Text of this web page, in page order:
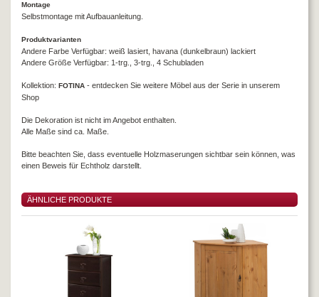
Montage
Selbstmontage mit Aufbauanleitung.
Produktvarianten
Andere Farbe Verfügbar: weiß lasiert, havana (dunkelbraun) lackiert
Andere Größe Verfügbar: 1-trg., 3-trg., 4 Schubladen
Kollektion: FOTINA - entdecken Sie weitere Möbel aus der Serie in unserem
Shop
Die Dekoration ist nicht im Angebot enthalten.
Alle Maße sind ca. Maße.
Bitte beachten Sie, dass eventuelle Holzmaserungen sichtbar sein können, was
einen Beweis für Echtholz darstellt.
ÄHNLICHE PRODUKTE